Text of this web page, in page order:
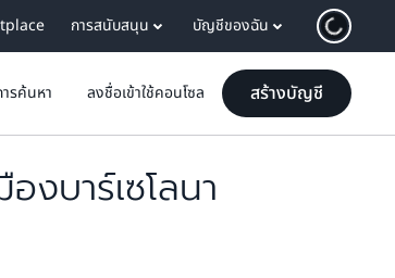
การสนับสนุน บัญชีของฉัน
รค้นหา ลงชื่อเข้าใช้คอนโซล สร้างบัญชี
งบาร์เซโลนา